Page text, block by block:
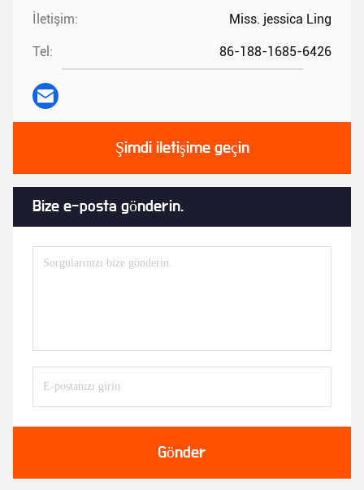
İletişim: Miss. jessica Ling
Tel: 86-188-1685-6426
Şimdi iletişime geçin
Bize e-posta gönderin.
Gönder